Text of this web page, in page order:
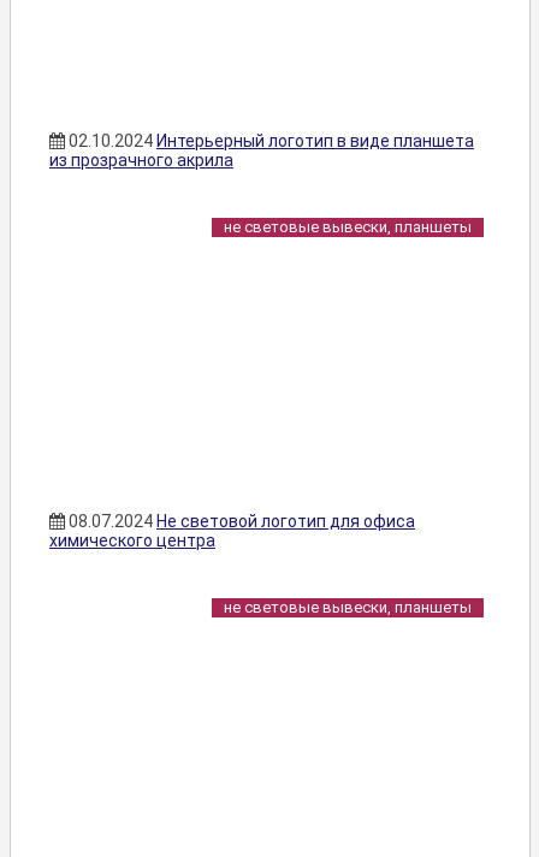
02.10.2024 Интерьерный логотип в виде планшета
из прозрачного акрила
не световые вывески, планшеты
08.07.2024 Не световой логотип для офиса
химического центра
не световые вывески, планшеты